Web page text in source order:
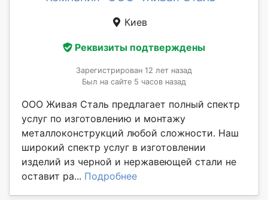
Киев
Реквизиты подтверждены
Зарегистрирован 12 лет назад
Был на сайте 5 часов назад
ООО Живая Сталь предлагает полный спектр
услуг по изготовлению и монтажу
металлоконструкций любой сложности. Наш
широкий спектр услуг в изготовлении
изделий из черной и нержавеющей стали не
оставит ра... Подробнее